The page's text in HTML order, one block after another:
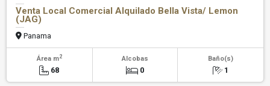
Venta Local Comercial Alquilado Bella Vista/ Lemon
(JAG)
Panama
Área m2
68
Alcobas
0
Baño(s)
1